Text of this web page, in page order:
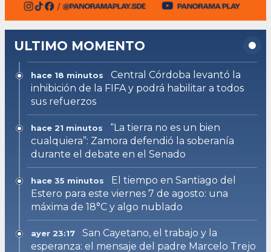
ULTIMO MOMENTO
hace 18 minutos
Central Córdoba levantó la
inhibición de la FIFA y podrá habilitar a todos
sus refuerzos
hace 21 minutos
“La tierra no es un bien
cualquiera”: Zamora defendió la soberanía
durante el debate en el Senado
hace 35 minutos
El tiempo en Santiago del
Estero para este viernes 7 de agosto: una
máxima de 18°C y algo nublado
ayer 23:17
San Cayetano, el trabajo y la
esperanza: el mensaje del padre Marcelo Trejo